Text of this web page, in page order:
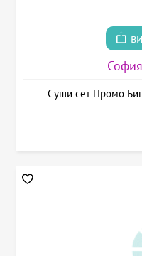
София
Суши сет Промо